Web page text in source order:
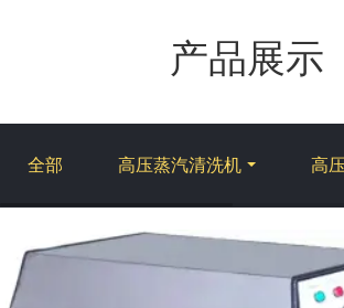
l
e
S
e
a
产品展示
全部 高压蒸汽清洗机 高